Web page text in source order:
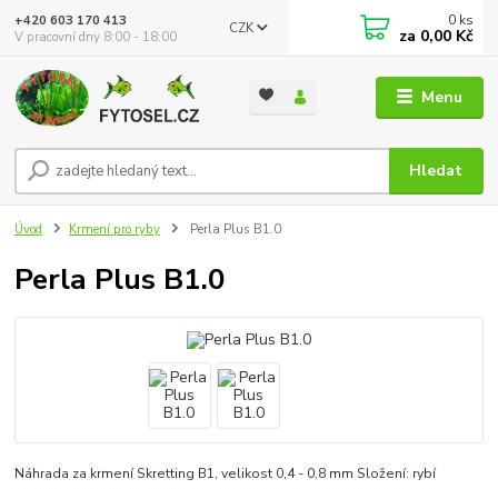
Menu
CZK
Hledat
+420 603 170 413
V pracovní dny 8:00 - 18:00
0 ks
za 0,00 Kč
Úvod Krmení pro ryby Perla Plus B1.0
Perla Plus B1.0
Náhrada za krmení Skretting B1, velikost 0,4 - 0,8 mm Složení: rybí